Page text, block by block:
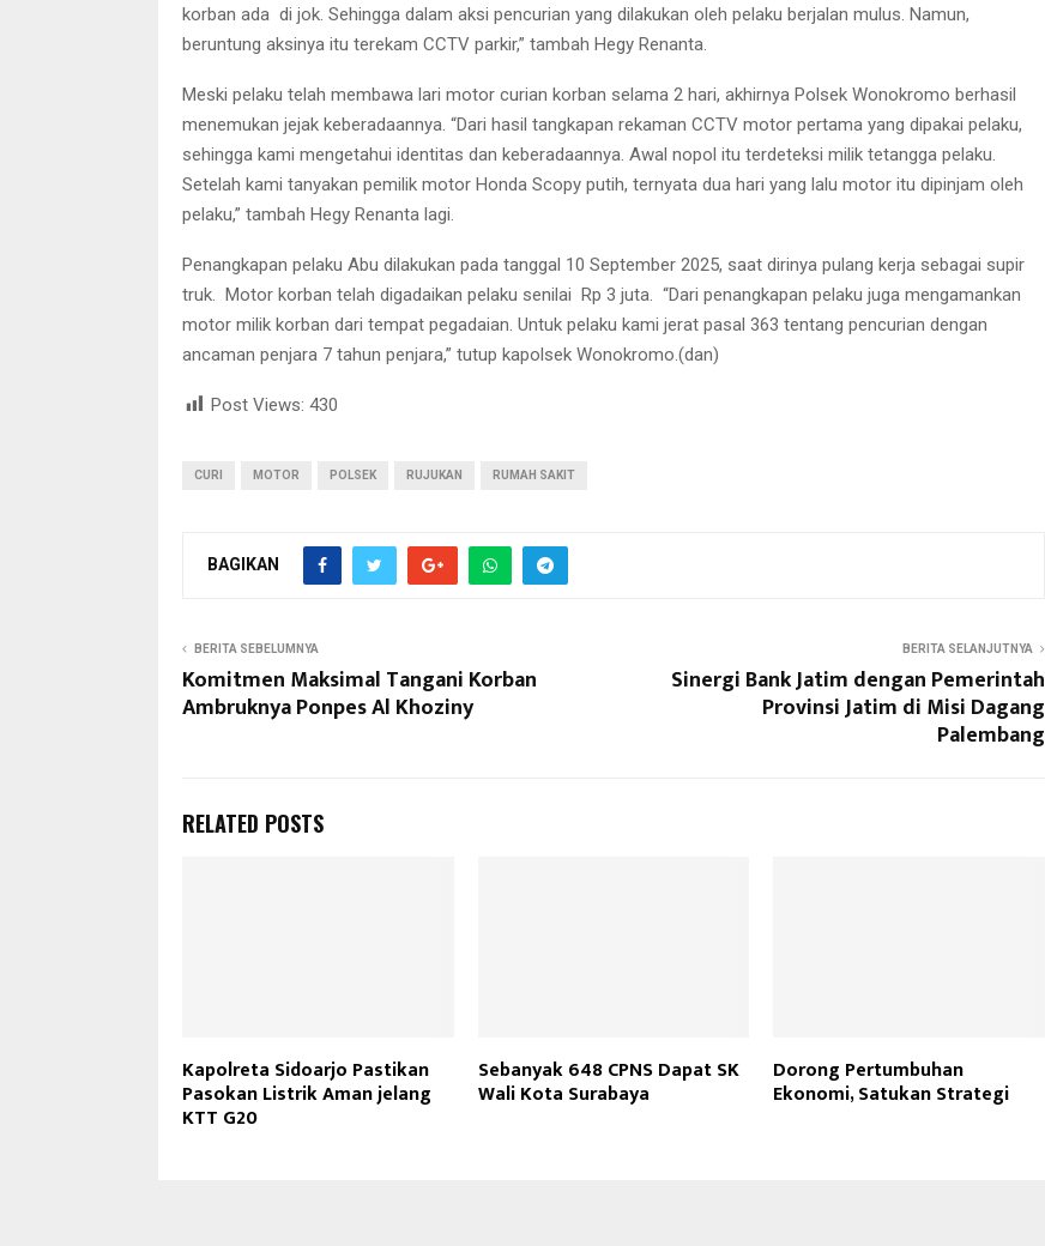
korban ada di jok. Sehingga dalam aksi pencurian yang dilakukan oleh pelaku berjalan mulus. Namun,
beruntung aksinya itu terekam CCTV parkir,” tambah Hegy Renanta.
Meski pelaku telah membawa lari motor curian korban selama 2 hari, akhirnya Polsek Wonokromo berhasil
menemukan jejak keberadaannya. “Dari hasil tangkapan rekaman CCTV motor pertama yang dipakai pelaku,
sehingga kami mengetahui identitas dan keberadaannya. Awal nopol itu terdeteksi milik tetangga pelaku.
Setelah kami tanyakan pemilik motor Honda Scopy putih, ternyata dua hari yang lalu motor itu dipinjam oleh
pelaku,” tambah Hegy Renanta lagi.
Penangkapan pelaku Abu dilakukan pada tanggal 10 September 2025, saat dirinya pulang kerja sebagai supir
truk. Motor korban telah digadaikan pelaku senilai Rp 3 juta. “Dari penangkapan pelaku juga mengamankan
motor milik korban dari tempat pegadaian. Untuk pelaku kami jerat pasal 363 tentang pencurian dengan
ancaman penjara 7 tahun penjara,” tutup kapolsek Wonokromo.(dan)
Post Views: 430
CURI MOTOR POLSEK RUJUKAN RUMAH SAKIT
BAGIKAN
BERITA SEBELUMNYA
Komitmen Maksimal Tangani Korban
Ambruknya Ponpes Al Khoziny
BERITA SELANJUTNYA
Sinergi Bank Jatim dengan Pemerintah
Provinsi Jatim di Misi Dagang
Palembang
RELATED POSTS
Kapolreta Sidoarjo Pastikan
Pasokan Listrik Aman jelang
KTT G20
Sebanyak 648 CPNS Dapat SK
Wali Kota Surabaya
Dorong Pertumbuhan
Ekonomi, Satukan Strategi